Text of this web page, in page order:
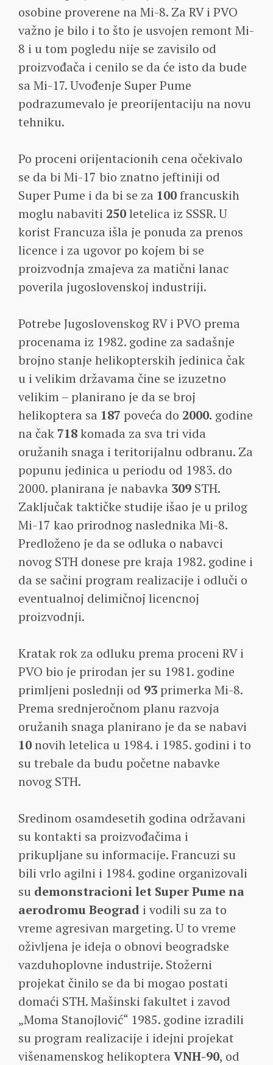
osobine proverene na Mi-8. Za RV i PVO
važno je bilo i to što je usvojen remont Mi-
8 i u tom pogledu nije se zavisilo od
proizvođača i cenilo se da će isto da bude
sa Mi-17. Uvođenje Super Pume
podrazumevalo je preorijentaciju na novu
tehniku.
Po proceni orijentacionih cena očekivalo
se da bi Mi-17 bio znatno jeftiniji od
Super Pume i da bi se za 100francuskih
moglu nabaviti 250letelica iz SSSR. U
korist Francuza išla je ponuda za prenos
licence i za ugovor po kojem bi se
proizvodnja zmajeva za matični lanac
poverila jugoslovenskoj industriji.
Potrebe Jugoslovenskog RV i PVO prema
procenama iz 1982. godine za sadašnje
brojno stanje helikopterskih jedinica čak
u i velikim državama čine se izuzetno
velikim – planirano je da se broj
helikoptera sa 187 poveća do 2000. godine
na čak718komada za sva tri vida
oružanih snaga i teritorijalnu odbranu. Za
popunu jedinica u periodu od 1983. do
2000. planirana je nabavka 309 STH.
Zaključak taktičke studije išao je u prilog
Mi-17 kao prirodnog naslednika Mi-8.
Predloženo je da se odluka o nabavci
novog STH donese pre kraja 1982. godine i
da se sačini program realizacije i odluči o
eventualnoj delimičnoj licencnoj
proizvodnji.
Kratak rok za odluku prema proceni RV i
PVO bio je prirodan jer su 1981. godine
primljeni poslednji od 93 primerka Mi-8.
Prema srednjeročnom planu razvoja
oružanih snaga planirano je da se nabavi
10novih letelica u 1984. i 1985. godini i to
su trebale da budu početne nabavke
novog STH.
Sredinom osamdesetih godina održavani
su kontakti sa proizvođačima i
prikupljane su informacije. Francuzi su
bili vrlo agilni i 1984. godine organizovali
su demonstracioni let Super Pume na
aerodromu Beograd i vodili su za to
vreme agresivan margeting. U to vreme
oživljena je ideja o obnovi beogradske
vazduhoplovne industrije. Stožerni
projekat činilo se da bi mogao postati
domaći STH. Mašinski fakultet i zavod
„Moma Stanojlović“ 1985. godine izradili
su program realizacije i idejni projekat
višenamenskog helikoptera VNH-90, od